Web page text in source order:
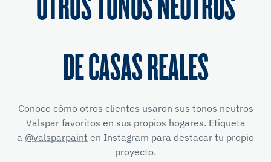
DE CASAS REALES
Conoce cómo otros clientes usaron sus tonos neutros
Valspar favoritos en sus propios hogares. Etiqueta
a @valsparpaint en Instagram para destacar tu propio
proyecto.